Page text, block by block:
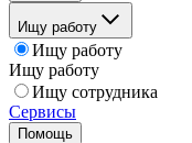
Ищу работу
Ищу работу
Ищу работу
Ищу сотрудника
Сервисы
Помощь